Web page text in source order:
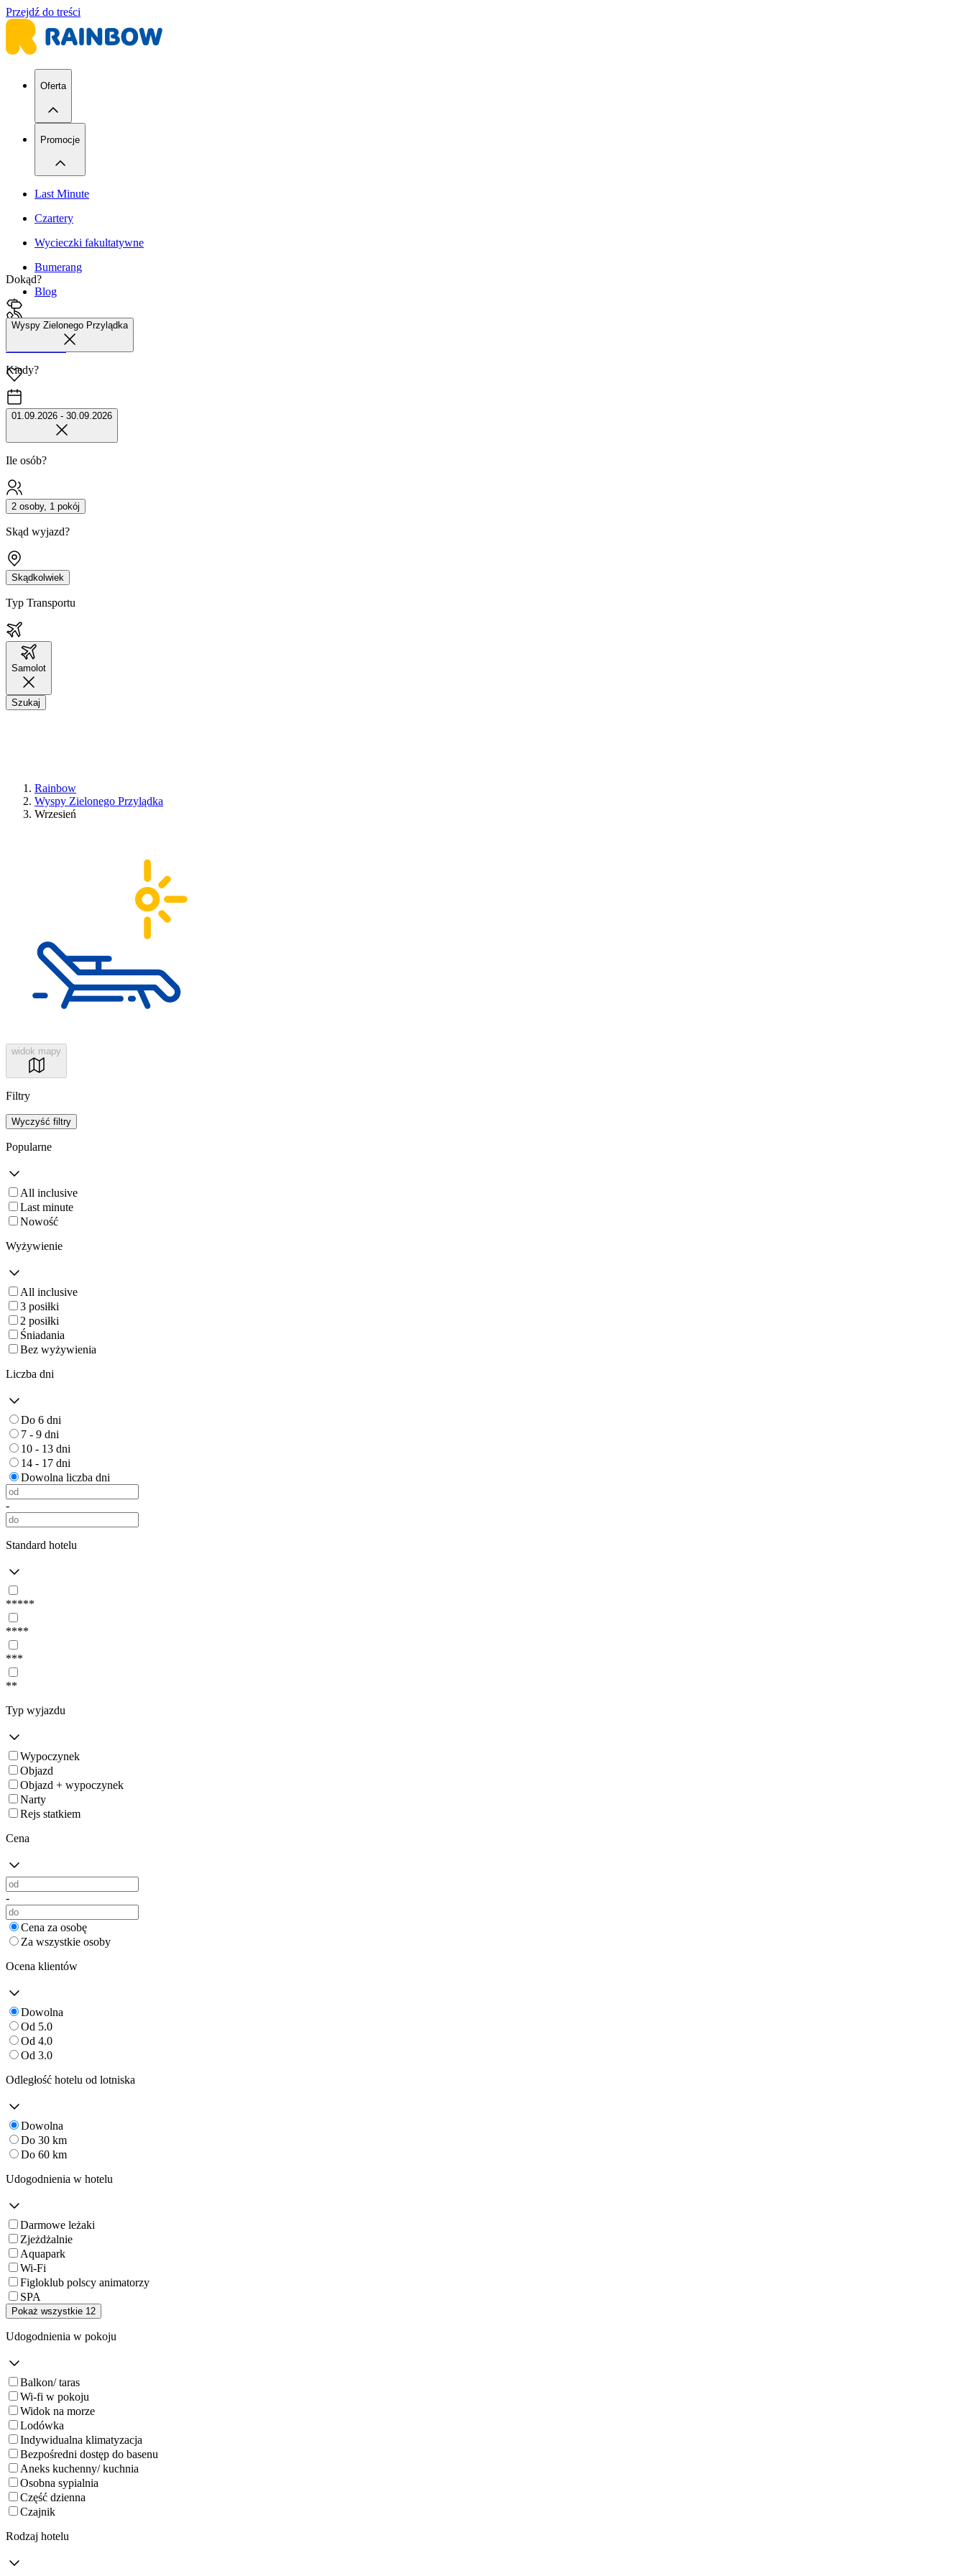
Przejdź do treści
Oferta
Promocje
Last Minute
Czartery
Wycieczki fakultatywne
Bumerang
Blog
42 680 38 51
Dokąd?
Wyspy Zielonego Przylądka
Kiedy?
01.09.2026 - 30.09.2026
Ile osób?
2 osoby, 1 pokój
Skąd wyjazd?
Skądkolwiek
Typ Transportu
Samolot
Szukaj
Rainbow
Wyspy Zielonego Przylądka
Wrzesień
widok mapy
Filtry
Wyczyść filtry
Popularne
All inclusive
Last minute
Nowość
Wyżywienie
All inclusive
3 posiłki
2 posiłki
Śniadania
Bez wyżywienia
Liczba dni
Do 6 dni
7 - 9 dni
10 - 13 dni
14 - 17 dni
Dowolna liczba dni
-
Standard hotelu
*****
****
***
**
Typ wyjazdu
Wypoczynek
Objazd
Objazd + wypoczynek
Narty
Rejs statkiem
Cena
-
Cena za osobę
Za wszystkie osoby
Ocena klientów
Dowolna
Od 5.0
Od 4.0
Od 3.0
Odległość hotelu od lotniska
Dowolna
Do 30 km
Do 60 km
Udogodnienia w hotelu
Darmowe leżaki
Zjeżdżalnie
Aquapark
Wi-Fi
Figloklub polscy animatorzy
SPA
Pokaż wszystkie 12
Udogodnienia w pokoju
Balkon/ taras
Wi-fi w pokoju
Widok na morze
Lodówka
Indywidualna klimatyzacja
Bezpośredni dostęp do basenu
Aneks kuchenny/ kuchnia
Osobna sypialnia
Część dzienna
Czajnik
Rodzaj hotelu